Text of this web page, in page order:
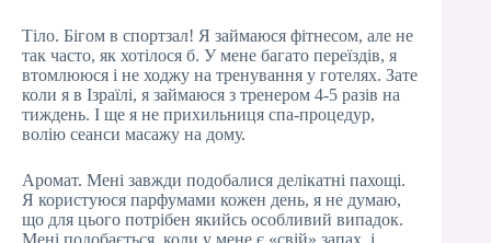
Тіло. Бігом в спортзал! Я займаюся фітнесом, але не
так часто, як хотілося б. У мене багато переїздів, я
втомлююся і не ходжу на тренування у готелях. Зате
коли я в Ізраїлі, я займаюся з тренером 4-5 разів на
тиждень. І ще я не прихильниця спа-процедур,
волію сеанси масажу на дому.
Аромат. Мені завжди подобалися делікатні пахощі.
Я користуюся парфумами кожен день, я не думаю,
що для цього потрібен якийсь особливий випадок.
Мені подобається, коли у мене є «свій» запах, і